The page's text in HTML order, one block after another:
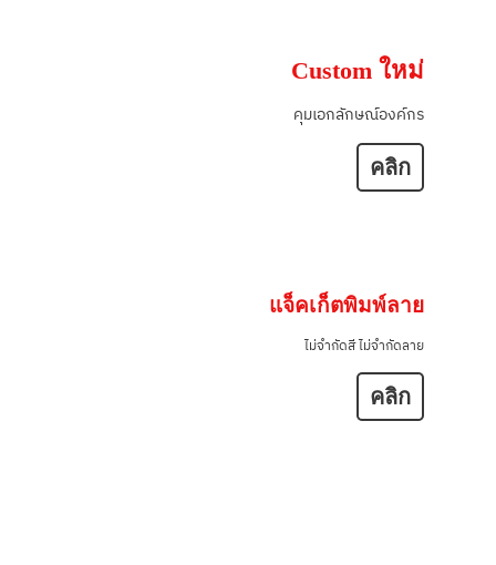
Custom ใหม่
คุมเอกลักษณ์องค์กร
คลิก
แจ็คเก็ตพิมพ์ลาย
ไม่จำกัดสี ไม่จำกัดลาย
คลิก